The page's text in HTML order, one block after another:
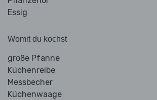
Essig
Womit du kochst
große Pfanne
Küchenreibe
Messbecher
Küchenwaage